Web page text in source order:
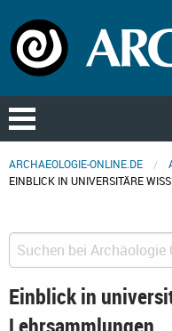
ARCHAEOLOGIE-ONLINE.DE
EINBLICK IN UNIVERSITÄRE
Einblick in